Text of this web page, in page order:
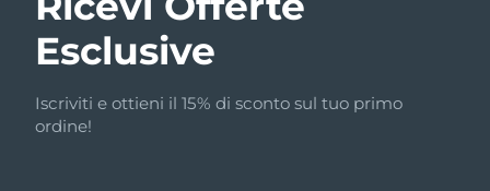
Esclusive
Iscriviti e ottieni il 15% di sconto sul tuo primo
ordine!